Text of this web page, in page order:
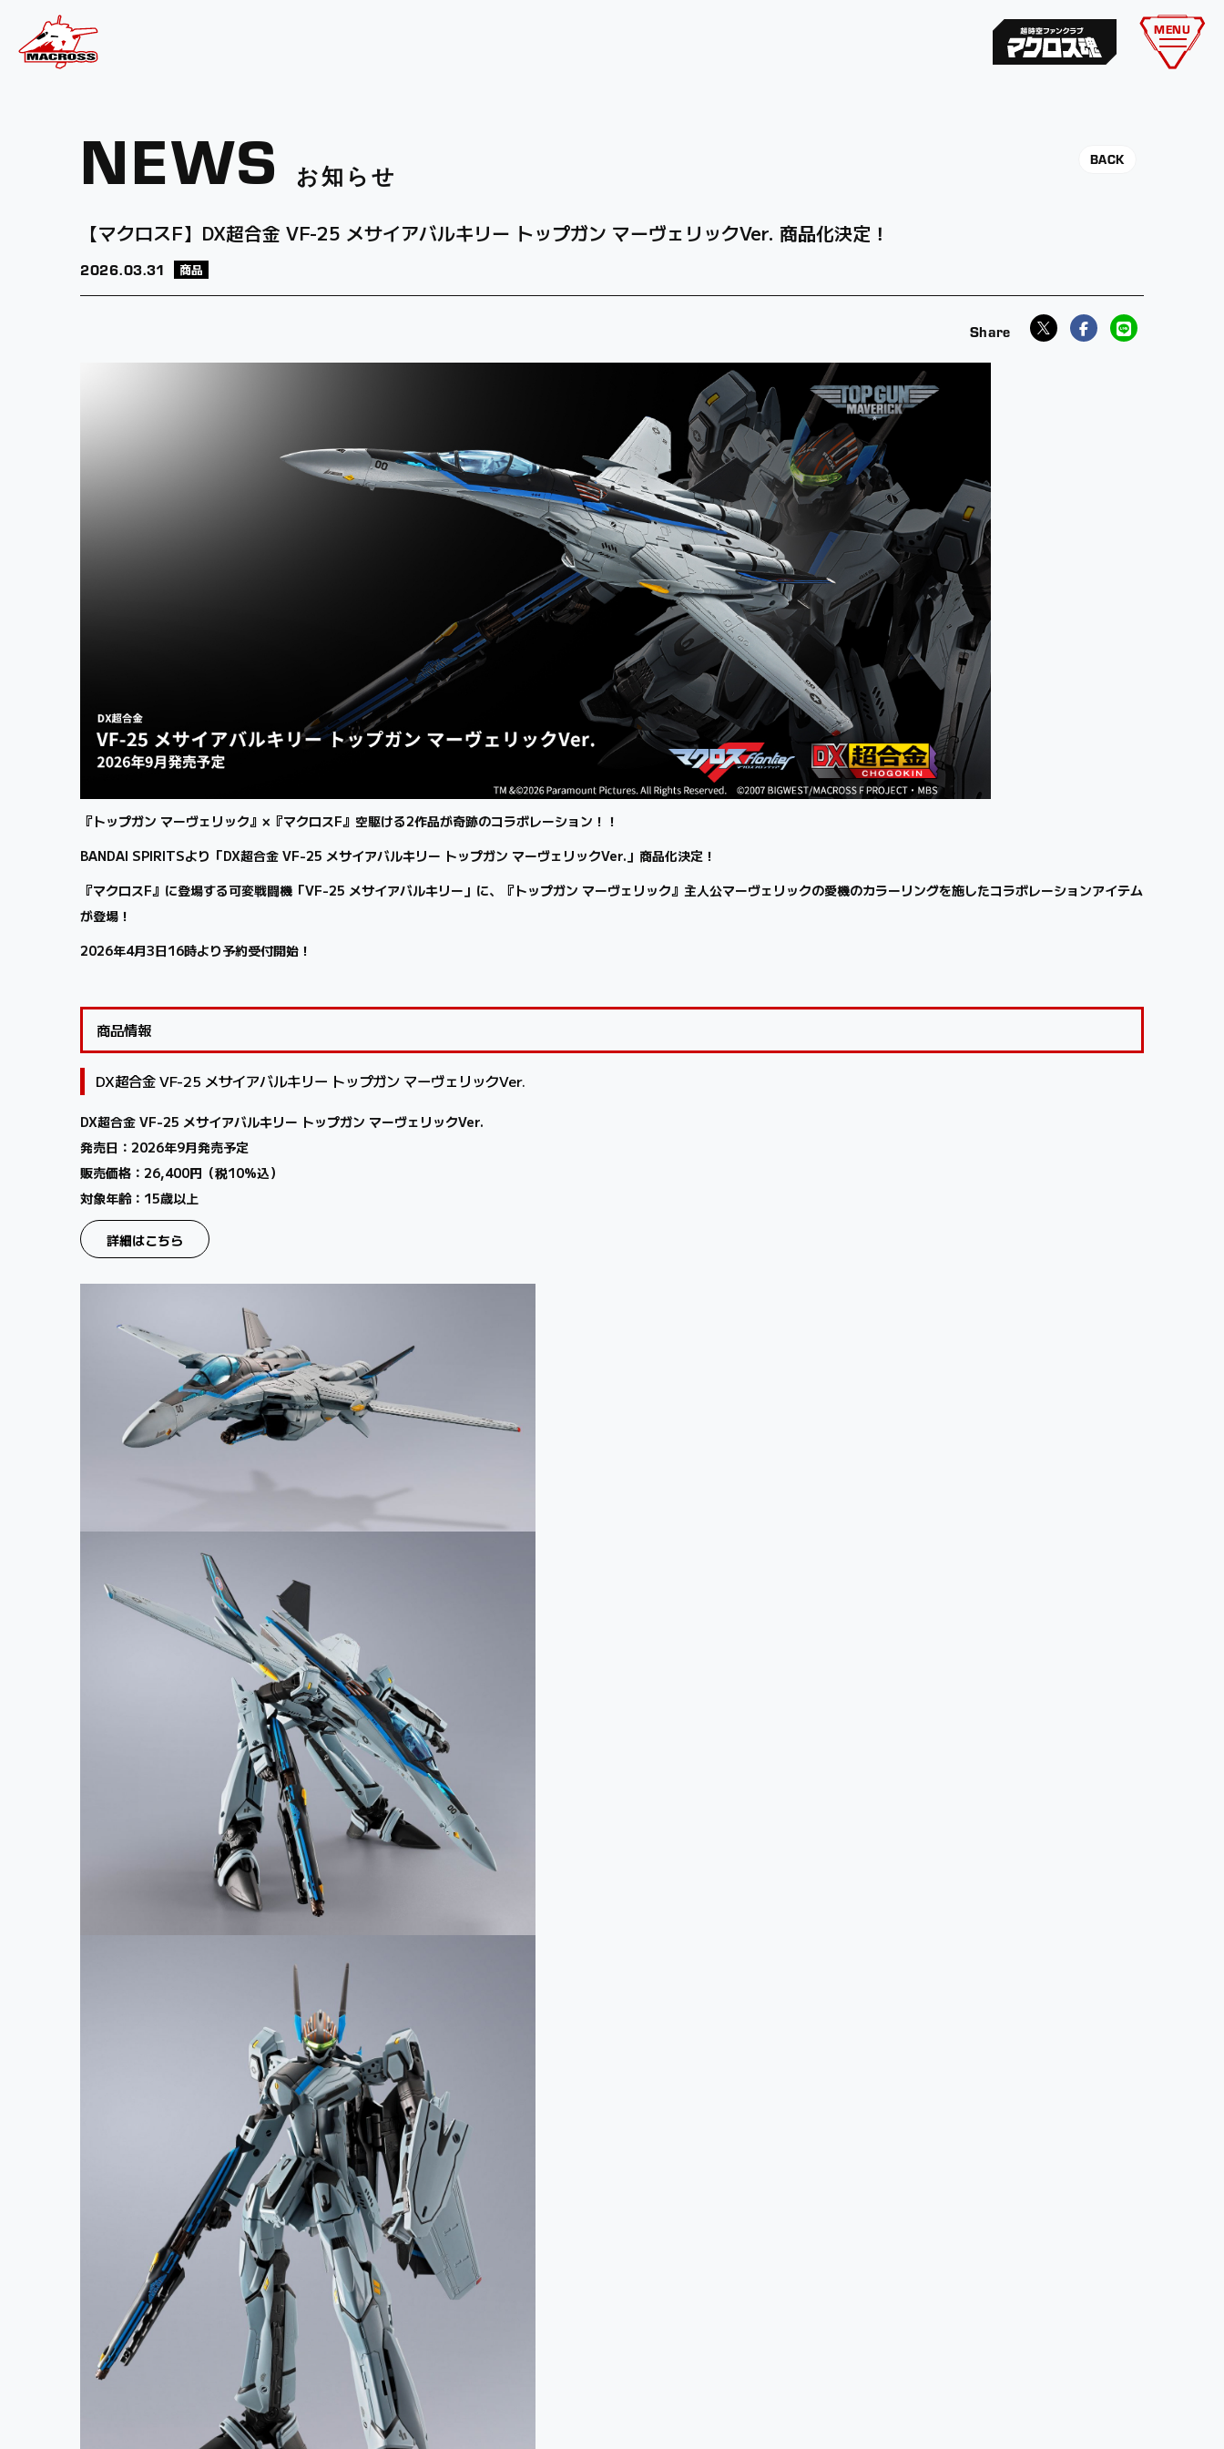
MENU
NEWS お知らせ
BACK
【マクロスF】DX超合金 VF-25 メサイアバルキリー トップガン マーヴェリックVer. 商品化決定！
2026.03.31 商品
『トップガン マーヴェリック』×『マクロスF』空駆ける2作品が奇跡のコラボレーション！！
BANDAI SPIRITSより「DX超合金 VF-25 メサイアバルキリー トップガン マーヴェリックVer.」商品化決定！
『マクロスF』に登場する可変戦闘機「VF-25 メサイアバルキリー」に、『トップガン マーヴェリック』主人公マーヴェリックの愛機のカラーリングを施したコラボレーションアイテム
が登場！
2026年4月3日16時より予約受付開始！
商品情報
DX超合金 VF-25 メサイアバルキリー トップガン マーヴェリックVer.
DX超合金 VF-25 メサイアバルキリー トップガン マーヴェリックVer.
発売日：2026年9月発売予定
販売価格：26,400円（税10%込）
対象年齢：15歳以上
詳細はこちら